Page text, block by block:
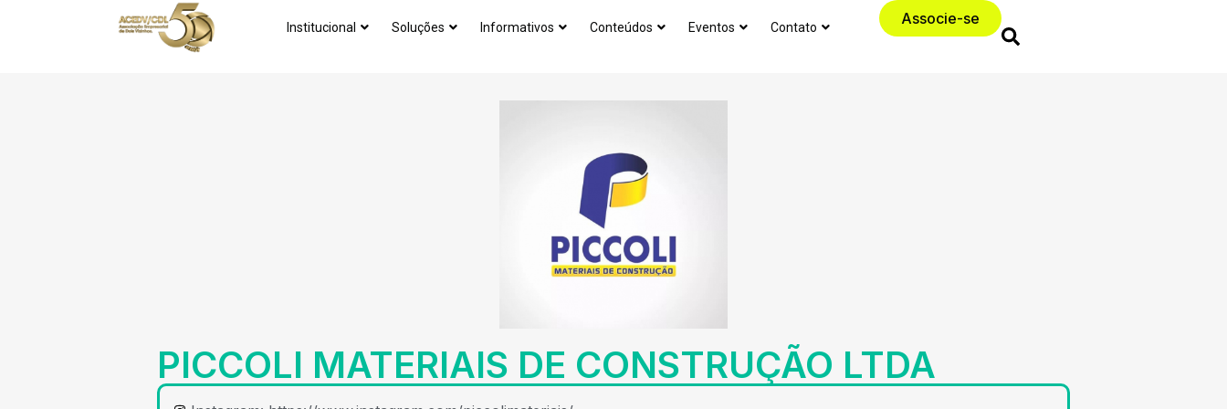
Institucional Soluções Informativos Conteúdos Eventos Contato Associe-se
PICCOLI MATERIAIS DE CONSTRUÇÃO LTDA